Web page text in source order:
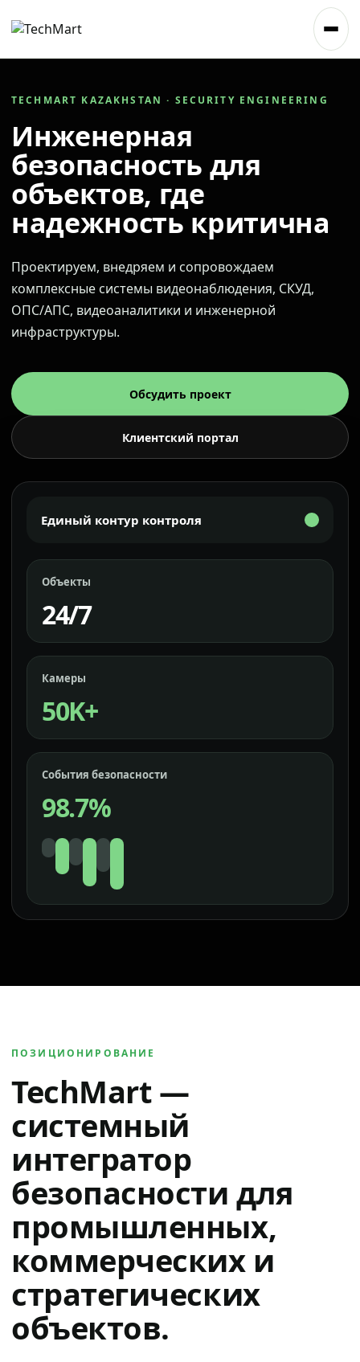
TECHMART KAZAKHSTAN · SECURITY ENGINEERING
Инженерная
безопасность для
объектов, где
надежность критична
Проектируем, внедряем и сопровождаем
комплексные системы видеонаблюдения, СКУД,
ОПС/АПС, видеоаналитики и инженерной
инфраструктуры.
Обсудить проект
Клиентский портал
Единый контур контроля
Объекты
24/7
Камеры
50K+
События безопасности
98.7%
ПОЗИЦИОНИРОВАНИЕ
TechMart —
системный
интегратор
безопасности для
промышленных,
коммерческих и
стратегических
объектов.